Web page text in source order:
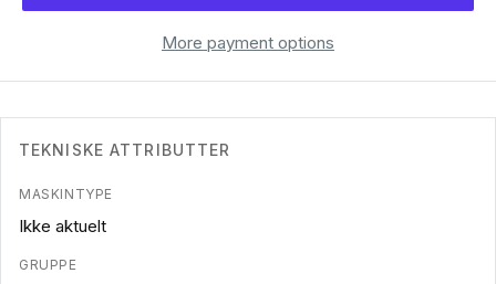
More payment options
TEKNISKE ATTRIBUTTER
MASKINTYPE
Ikke aktuelt
GRUPPE